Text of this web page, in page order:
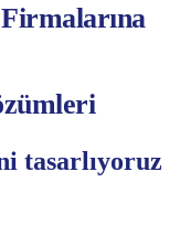
tasarlıyoruz